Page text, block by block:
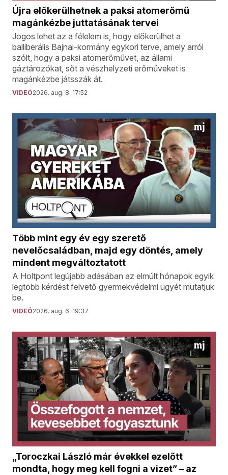
Újra előkerülhetnek a paksi atomerőmű
magánkézbe juttatásának tervei
Jogos lehet az a félelem is, hogy előkerülhet a
balliberális Bajnai-kormány egykori terve, amely arról
szólt, hogy a paksi atomerőművet, az állami
gáztározókat, sőt a vészhelyzeti erőműveket is
magánkézbe játsszák át.
VIDEÓ2026. aug. 8. 17:52
Több mint egy év egy szerető
nevelőcsaládban, majd egy döntés, amely
mindent megváltoztatott
A Holtpont legújabb adásában az elmúlt hónapok egyik
legtöbb kérdést felvető gyermekvédelmi ügyét mutatjuk
be.
VIDEÓ2026. aug. 6. 19:37
„Toroczkai László már évekkel ezelőtt
mondta, hogy meg kell fogni a vizet” – az